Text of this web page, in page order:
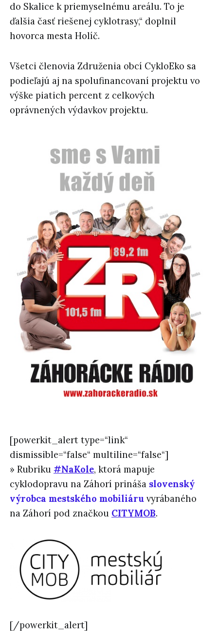
do Skalice k priemyselnému areálu. To je
ďalšia časť riešenej cyklotrasy,“ doplnil
hovorca mesta Holíč.
Všetci členovia Združenia obcí CykloEko sa
podieľajú aj na spolufinancovaní projektu vo
výške piatich percent z celkových
oprávnených výdavkov projektu.
[powerkit_alert type=“link“
dismissible=“false“ multiline=“false“]
» Rubriku #NaKole, ktorá mapuje
cyklodopravu na Záhorí prináša slovenský
výrobca mestského mobiliáru vyrábaného
na Záhorí pod značkou CITYMOB.
[/powerkit_alert]